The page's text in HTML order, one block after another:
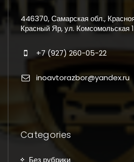
446370, Самарская обл.,
Красный Яр, ул. Комсомольская
+7 (927) 260-05-22
inoavtorazbor@yandex.ru
Categories
Без рубрики